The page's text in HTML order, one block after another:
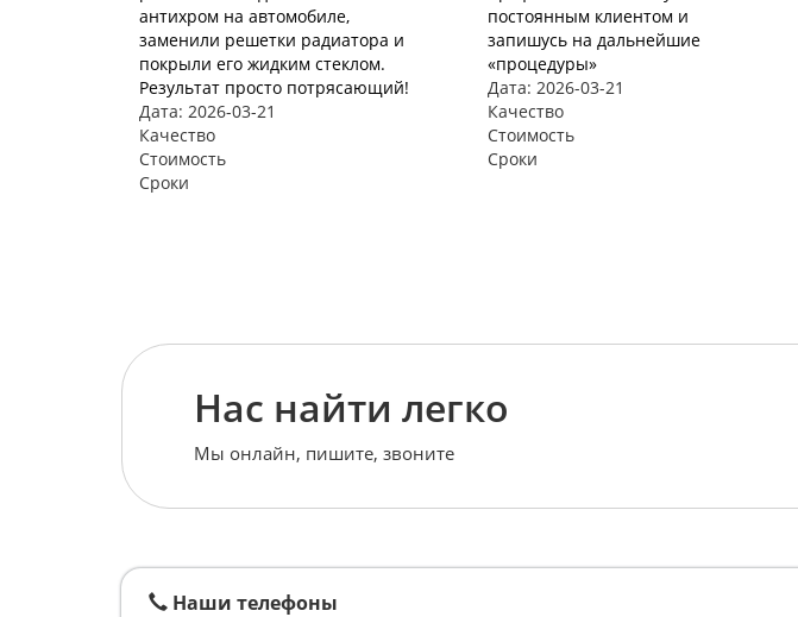
антихром на автомобиле,
заменили решетки радиатора и
покрыли его жидким стеклом.
Результат просто потрясающий!
Дата: 2026-03-21
Качество
Стоимость
Сроки
постоянным клиентом и
запишусь на дальнейшие
«процедуры»
Дата: 2026-03-21
Качество
Стоимость
Сроки
Нас найти легко
Мы онлайн, пишите, звоните
Наши телефоны